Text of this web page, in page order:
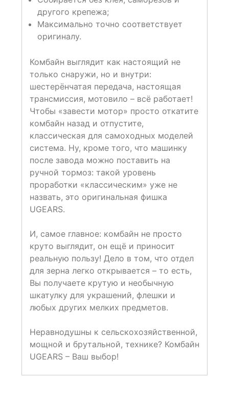
другого крепежа;
Максимально точно соответствует
оригиналу.
Комбайн выглядит как настоящий не
только снаружи, но и внутри:
шестерёнчатая передача, настоящая
трансмиссия, мотовило – всё работает!
Чтобы «завести мотор» просто откатите
комбайн назад и отпустите,
классическая для самоходных моделей
система. Ну, кроме того, что машинку
после завода можно поставить на
ручной тормоз: такой уровень
проработки «классическим» уже не
назвать, это оригинальная фишка
UGEARS.
И, самое главное: комбайн не просто
круто выглядит, он ещё и приносит
реальную пользу! Дело в том, что отдел
для зерна легко открывается – то есть,
Вы получаете крутую и необычную
шкатулку для украшений, флешки и
любых других мелких предметов.
Неравнодушны к сельскохозяйственной,
мощной и брутальной, технике? Комбайн
UGEARS – Ваш выбор!